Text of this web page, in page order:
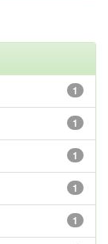
1
1
1
1
1